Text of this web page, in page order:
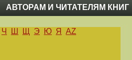
АВТОРАМ И ЧИТАТЕЛЯМ КНИГ
Ч Ш Щ Э Ю Я AZ